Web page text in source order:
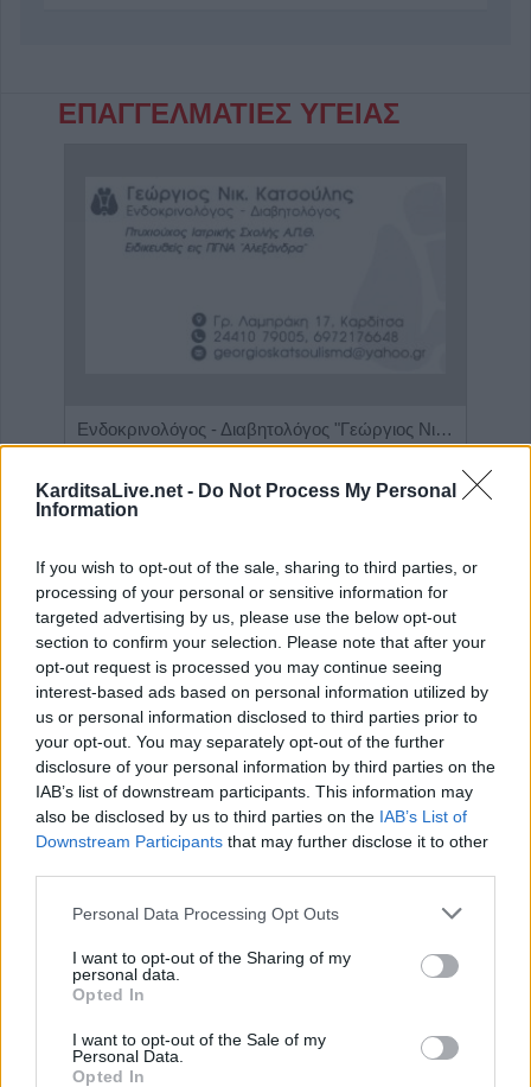
KarditsaLive.net - Do Not Process My Personal
Information
If you wish to opt-out of the sale, sharing to third parties, or
processing of your personal or sensitive information for
targeted advertising by us, please use the below opt-out
section to confirm your selection. Please note that after your
opt-out request is processed you may continue seeing
interest-based ads based on personal information utilized by
us or personal information disclosed to third parties prior to
your opt-out. You may separately opt-out of the further
disclosure of your personal information by third parties on the
IAB’s list of downstream participants. This information may
also be disclosed by us to third parties on the IAB’s List of
Downstream Participants that may further disclose it to other
Personal Data Processing Opt Outs
I want to opt-out of the Sharing of my
personal data.
Opted In
I want to opt-out of the Sale of my
Personal Data.
Opted In
ΕΠΑΓΓΕΛΜΑΤΙΕΣ ΥΓΕΙΑΣ
Ενδοκρινολόγος - Διαβητολόγος "Γεώργιος Νικ. Κατσούλης"
ΑΓΓΕΛΙΕΣ
Η Αποκατάσταση Α.Ε. αναζητά για εργασία Νοσηλευτές και Βοηθούς Νοσηλευτές
ΤΕΛΕΥΤΑΙΑ ΝΕΑ
Προετοιμάζεται για ζωντανή μετάδοση των
συνεδριάσεων το Δημοτικό Συμβούλιο
9 Αυγούστου 2026, 22:10